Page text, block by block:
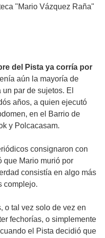
"Mario Vázquez Raña"
del Pista ya corría por
aún la mayoría de
par de sujetos. El
años, a quien ejecutó
en el Barrio de
y Polcacasam.
consignaron con
que Mario murió por
consistía en algo más
complejo.
o tal vez solo de vez en
fechorías, o simplemente
el Pista decidió que